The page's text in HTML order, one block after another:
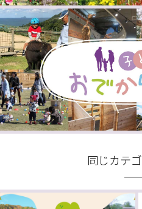
同じカテ